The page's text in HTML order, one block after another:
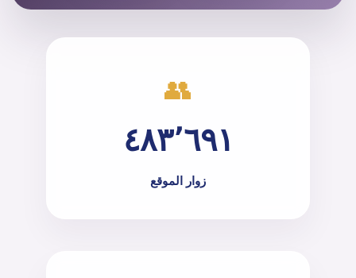
👥
٤٨٣٬٦٩١
زوار الموقع